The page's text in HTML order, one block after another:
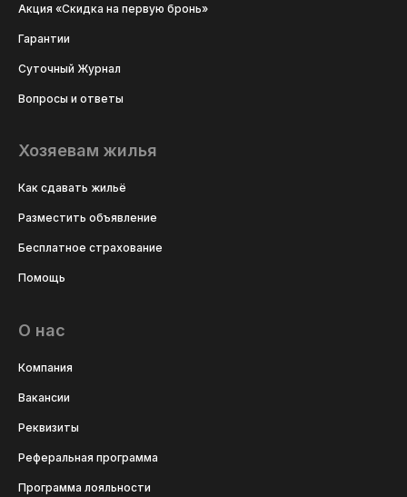
Акция «Скидка на первую бронь»
Гарантии
Суточный Журнал
Вопросы и ответы
Хозяевам жилья
Как сдавать жильё
Разместить объявление
Бесплатное страхование
Помощь
О нас
Компания
Вакансии
Реквизиты
Реферальная программа
Программа лояльности